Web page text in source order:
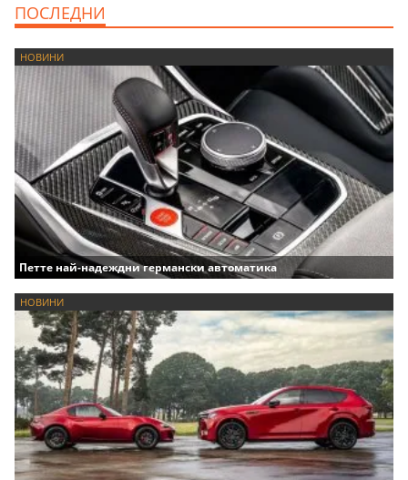
ПОСЛЕДНИ
НОВИНИ
Петте най-надеждни германски автоматика
НОВИНИ